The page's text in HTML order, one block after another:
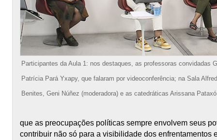
Participantes da Aula 1: nos destaques, as professoras convidadas
Patrícia Pará Yxapy, que falaram por videoconferência; na Sala
Benites, Geni Núñez (moderadora) e as catedráticas Arissana
que as preocupações políticas sempre envolvem seus
contribuir não só para a visibilidade dos